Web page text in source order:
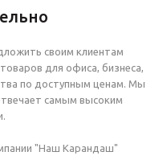
своим клиентам
для офиса, бизнеса,
по доступным ценам. Мы
самым высоким
"Наш Карандаш"